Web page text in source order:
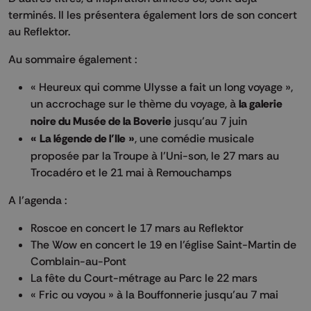
terminés. Il les présentera également lors de son concert
au Reflektor.
Au sommaire également :
« Heureux qui comme Ulysse a fait un long voyage »,
un accrochage sur le thème du voyage, à la galerie
noire du Musée de la Boverie jusqu’au 7 juin
« La légende de l’Ile », une comédie musicale
proposée par la Troupe à l’Uni-son, le 27 mars au
Trocadéro et le 21 mai à Remouchamps
A l’agenda :
Roscoe en concert le 17 mars au Reflektor
The Wow en concert le 19 en l’église Saint-Martin de
Comblain-au-Pont
La fête du Court-métrage au Parc le 22 mars
« Fric ou voyou » à la Bouffonnerie jusqu’au 7 mai